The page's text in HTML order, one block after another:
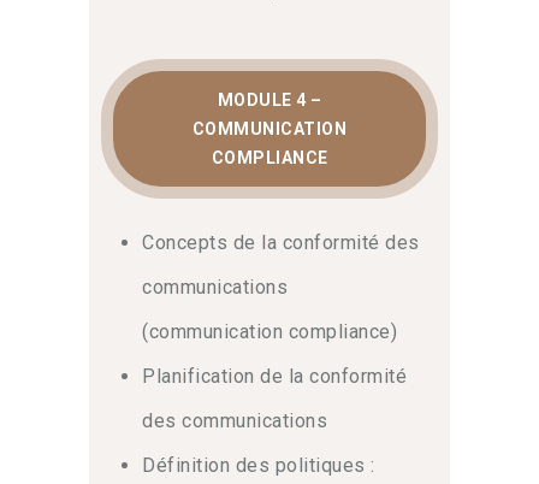
MODULE 4 –
COMMUNICATION
COMPLIANCE
Concepts de la conformité des
communications
(communication compliance)
Planification de la conformité
des communications
Définition des politiques :